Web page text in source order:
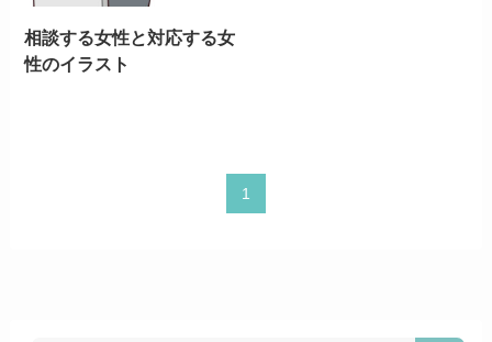
相談する女性と対応する女
性のイラスト
1